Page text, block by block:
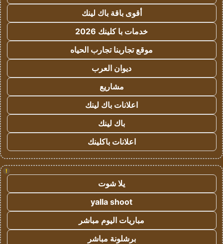
أقوى باقة باك لينك
خدمات با كلينك 2026
موقع تجاربنا تجارب الحياه
ديوان العرب
مشاريع
اعلانات باك لينك
باك لينك
اعلانات باكلينك
!
يلا شوت
yalla shoot
مباريات اليوم مباشر
برشلونة مباشر